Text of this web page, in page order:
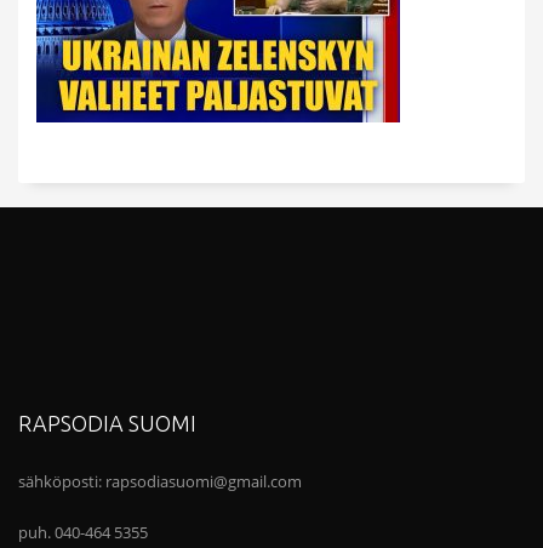
RAPSODIA SUOMI
sähköposti: rapsodiasuomi@gmail.com
puh. 040-464 5355